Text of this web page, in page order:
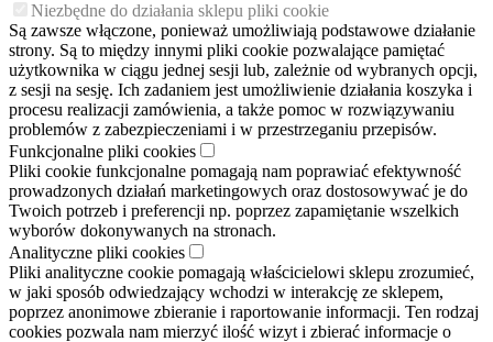
Niezbędne do działania sklepu pliki cookie
Są zawsze włączone, ponieważ umożliwiają podstawowe działanie
strony. Są to między innymi pliki cookie pozwalające pamiętać
użytkownika w ciągu jednej sesji lub, zależnie od wybranych opcji,
z sesji na sesję. Ich zadaniem jest umożliwienie działania koszyka i
procesu realizacji zamówienia, a także pomoc w rozwiązywaniu
problemów z zabezpieczeniami i w przestrzeganiu przepisów.
Funkcjonalne pliki cookies
Pliki cookie funkcjonalne pomagają nam poprawiać efektywność
prowadzonych działań marketingowych oraz dostosowywać je do
Twoich potrzeb i preferencji np. poprzez zapamiętanie wszelkich
wyborów dokonywanych na stronach.
Analityczne pliki cookies
Pliki analityczne cookie pomagają właścicielowi sklepu zrozumieć,
w jaki sposób odwiedzający wchodzi w interakcję ze sklepem,
poprzez anonimowe zbieranie i raportowanie informacji. Ten rodzaj
cookies pozwala nam mierzyć ilość wizyt i zbierać informacje o